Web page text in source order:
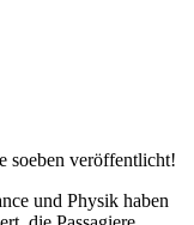
soeben veröffentlicht!
und Physik haben